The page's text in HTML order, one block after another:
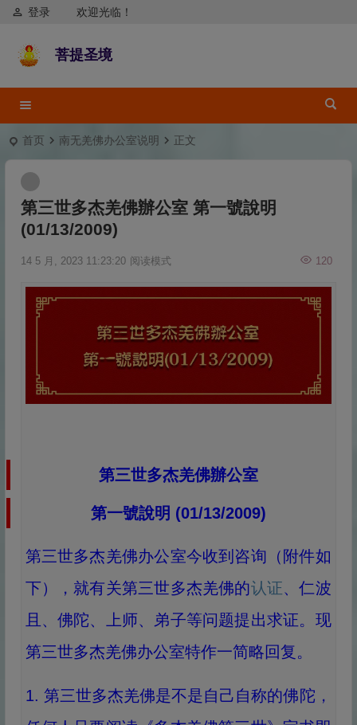
欢迎光临！
登录
菩提圣境
首页 南无羌佛办公室说明 正文
第三世多杰羌佛辦公室 第一號說明
(01/13/2009)
14 5 月, 2023 11:23:20 120
阅读模式
第三世多杰羌佛辦公室
第一號說明 (01/13/2009)
第三世多杰羌佛办公室今收到咨询（附件如
下），就有关第三世多杰羌佛的认证、仁波
且、佛陀、上师、弟子等问题提出求证。现
第三世多杰羌佛办公室特作一简略回复。
1. 第三世多杰羌佛是不是自己自称的佛陀，